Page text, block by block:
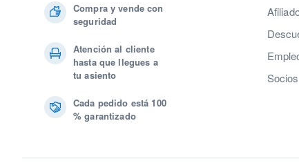
Compra y vende con
seguridad
Atención al cliente
hasta que llegues a
tu asiento
Cada pedido está 100
% garantizado
Socios